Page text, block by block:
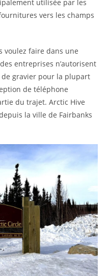
utilisée par les
vers les champs
voulez faire dans une
entreprises n’autorisent
gravier pour la plupart
de téléphone
du trajet. Arctic Hive
la ville de Fairbanks